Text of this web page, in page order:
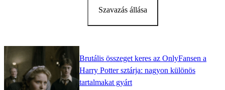
Szavazás állása
Brutális összeget keres az OnlyFansen a
Harry Potter sztárja: nagyon különös
tartalmakat gyárt